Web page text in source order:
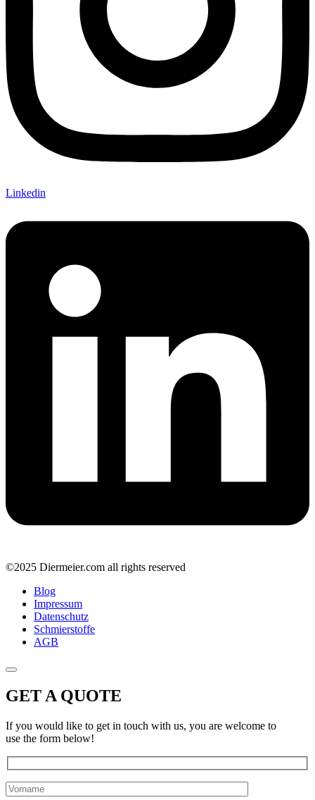
Linkedin
©2025 Diermeier.com all rights reserved
Blog
Impressum
Datenschutz
Schmierstoffe
AGB
GET A QUOTE
If you would like to get in touch with us, you are welcome to
use the form below!